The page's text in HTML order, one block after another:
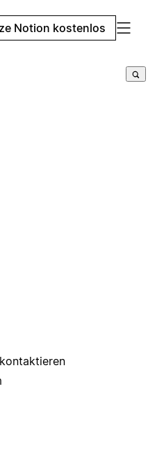
Notion kostenlos